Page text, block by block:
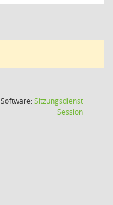
Software:Sitzungsdienst
Session(Wird in